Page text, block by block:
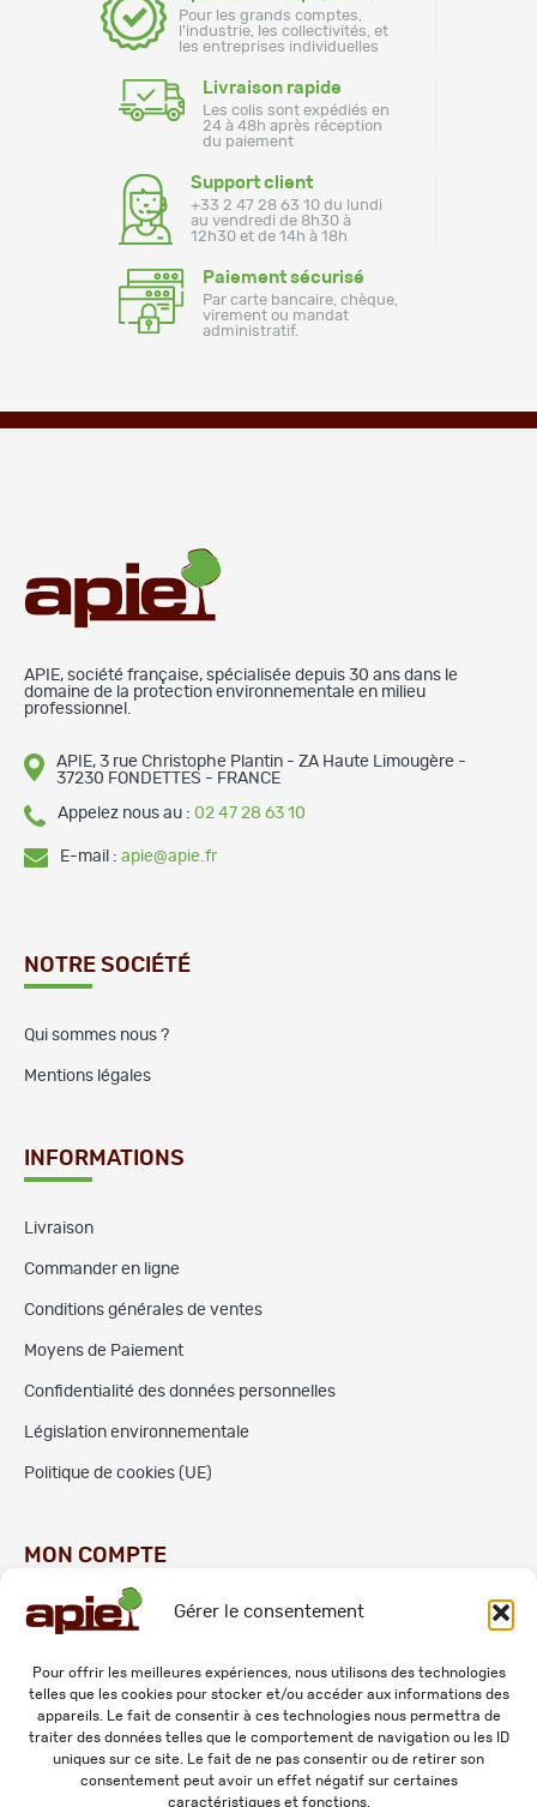
Gérer le consentement
Pour offrir les meilleures expériences, nous utilisons des technologies
telles que les cookies pour stocker et/ou accéder aux informations des
appareils. Le fait de consentir à ces technologies nous permettra de
traiter des données telles que le comportement de navigation ou les ID
uniques sur ce site. Le fait de ne pas consentir ou de retirer son
consentement peut avoir un effet négatif sur certaines
caractéristiques et fonctions.
Pour les grands comptes,
l'industrie, les collectivités, et
les entreprises individuelles
Livraison rapide
Les colis sont expédiés en
24 à 48h après réception
du paiement
Support client
+33 2 47 28 63 10 du lundi
au vendredi de 8h30 à
12h30 et de 14h à 18h
Paiement sécurisé
Par carte bancaire, chèque,
virement ou mandat
administratif.
APIE, société française, spécialisée depuis 30 ans dans le
domaine de la protection environnementale en milieu
professionnel.
APIE, 3 rue Christophe Plantin - ZA Haute Limougère -
37230 FONDETTES - FRANCE
Appelez nous au : 02 47 28 63 10
E-mail : apie@apie.fr
NOTRE SOCIÉTÉ
Qui sommes nous ?
Mentions légales
INFORMATIONS
Livraison
Commander en ligne
Conditions générales de ventes
Moyens de Paiement
Confidentialité des données personnelles
Législation environnementale
Politique de cookies (UE)
MON COMPTE
Commandes
Adresses
Mes informations personnelles